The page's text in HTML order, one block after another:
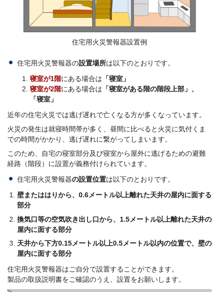
住宅用火災警報器設置例
住宅用火災警報器の設置場所は以下のとおりです。
寝室が1階にある場合は 「寝室」
寝室が2階にある場合は 「寝室がある階の階段上部」、
「寝室」
近年の住宅火災では逃げ遅れで亡くなる方が多くなっています。
火災の発生は就寝時間帯が多く、昼間に比べると火災に気付くま
での時間がかかり、逃げ遅れに繋がってしまいます。
このため、自宅の寝室部分及び寝室から屋外に逃げるための避難
経路（階段）に設置が義務付けられています。
住宅用火災警報器の設置位置は以下のとおりです。
壁またははりから、0.6メートル以上離れた天井の屋内に面する
部分
換気口等の空気吹き出し口から、1.5メートル以上離れた天井の
屋内に面する部分
天井から下方0.15メートル以上0.5メートル以内の位置で、壁の
屋内に面する部分
住宅用火災警報器はご自分で設置することができます。
製品の取扱説明書をご確認のうえ、設置をお願いします。